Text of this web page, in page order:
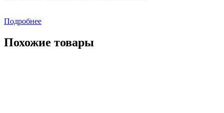
Подробнее
Похожие товары